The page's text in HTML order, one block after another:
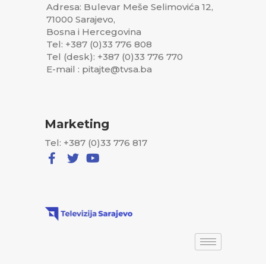
Adresa: Bulevar Meše Selimovića 12,
71000 Sarajevo,
Bosna i Hercegovina
Tel: +387 (0)33 776 808
Tel (desk): +387 (0)33 776 770
E-mail : pitajte@tvsa.ba
Marketing
Tel: +387 (0)33 776 817